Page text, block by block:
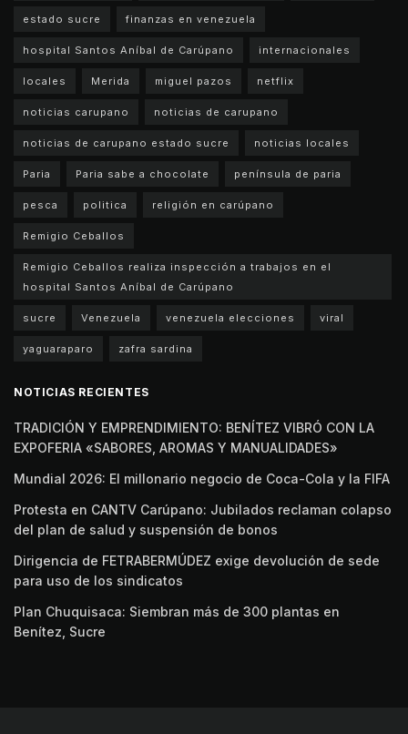
estado sucre finanzas en venezuela
hospital Santos Aníbal de Carúpano internacionales
locales Merida miguel pazos netflix
noticias carupano noticias de carupano
noticias de carupano estado sucre noticias locales
Paria Paria sabe a chocolate península de paria
pesca politica religión en carúpano
Remigio Ceballos
Remigio Ceballos realiza inspección a trabajos en el
hospital Santos Aníbal de Carúpano
sucre Venezuela venezuela elecciones viral
yaguaraparo zafra sardina
NOTICIAS RECIENTES
TRADICIÓN Y EMPRENDIMIENTO: BENÍTEZ VIBRÓ CON LA
EXPOFERIA «SABORES, AROMAS Y MANUALIDADES»
Mundial 2026: El millonario negocio de Coca-Cola y la FIFA
Protesta en CANTV Carúpano: Jubilados reclaman colapso
del plan de salud y suspensión de bonos
Dirigencia de FETRABERMÚDEZ exige devolución de sede
para uso de los sindicatos
Plan Chuquisaca: Siembran más de 300 plantas en
Benítez, Sucre